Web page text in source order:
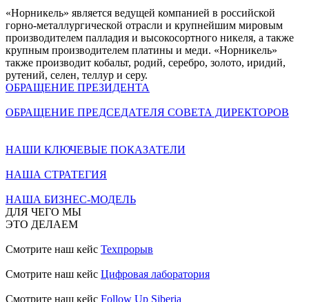
«Норникель» является ведущей компанией в российской
горно-металлургической отрасли и крупнейшим мировым
производителем палладия и высокосортного никеля, а также
крупным производителем платины и меди. «Норникель»
также производит кобальт, родий, серебро, золото, иридий,
рутений, селен, теллур и серу.
ОБРАЩЕНИЕ ПРЕЗИДЕНТА
ОБРАЩЕНИЕ ПРЕДСЕДАТЕЛЯ СОВЕТА ДИРЕКТОРОВ
НАШИ КЛЮЧЕВЫЕ ПОКАЗАТЕЛИ
НАША СТРАТЕГИЯ
НАША БИЗНЕС-МОДЕЛЬ
ДЛЯ ЧЕГО МЫ
ЭТО ДЕЛАЕМ
Смотрите наш кейс Техпрорыв
Смотрите наш кейс Цифровая лаборатория
Смотрите наш кейс Follow Up Siberia